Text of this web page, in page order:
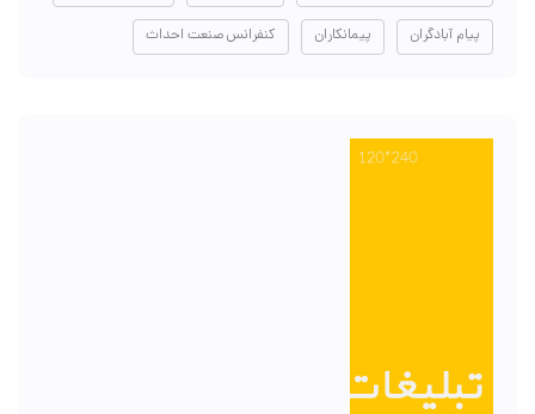
پیام آبادگران پیمانکاران کنفرانس صنعت احداث